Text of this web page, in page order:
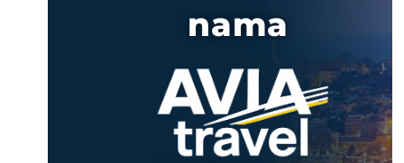
nama